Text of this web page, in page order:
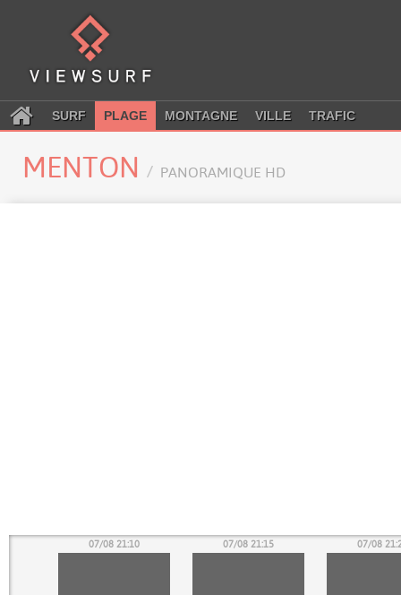
SURF PLAGE MONTAGNE VILLE TRAFIC
MENTON PANORAMIQUE HD
07/08 21:10 07/08 21:15 07/08